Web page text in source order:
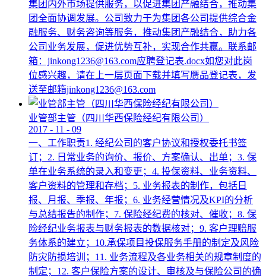
集团内外市场提供服务，以促进集团产融结合，推动集
团全面协调发展。公司致力于为集团各公司提供综合金
融服务、财务咨询等服务，推动集团产融结合，助力各
公司业务发展，促进优势互补，实现合作共赢。联系邮
箱：jinkong1236@163.com应聘登记表.docx如您对此岗
位感兴趣，请在上一层页面下载并填写赝品登记表，发
送至邮箱jinkong1236@163.com
业管部主管（四川华西保险经纪有限公司）
2017 - 11 - 09
一、工作职责1. 经纪公司的客户协议和授权委托书签
订；2. 日常业务的询价、报价、方案确认、出单；3. 保
单在业务系统的录入和变更；4. 投保资料、业务资料、
客户资料的管理和存档；5. 业务报表的制作，包括日
报、月报、季报、年报；6. 业务经营情况及KPI的分析
与总结报告的制作；7. 保险经纪费的核对、催收；8. 保
险经纪业务报表与财务报表的数据核对；9. 客户理赔服
务体系的建立；10.承保项目投保服务手册的制定及风险
防灾防损培训；11. 业务流程及各业务相关的规章制度的
制定；12. 客户保险方案的设计、审核及与保险公司的确